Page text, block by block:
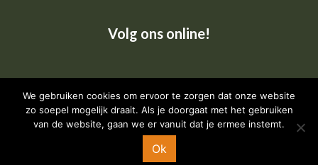
Volg ons online!
Wij zijn een CRKBO geregistreerde instelling
We gebruiken cookies om ervoor te zorgen dat onze website
zo soepel mogelijk draait. Als je doorgaat met het gebruiken
van de website, gaan we er vanuit dat je ermee instemt.
Ok